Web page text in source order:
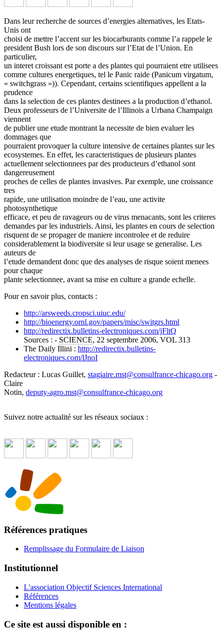
Dans leur recherche de sources d’energies alternatives, les Etats-
Unis ont
choisi de mettre l’accent sur les biocarburants comme l’a rappele le
president Bush lors de son discours sur l’Etat de l’Union. En
particulier,
un interet croissant est porte a des plantes qui pourraient etre utilisees
comme cultures energetiques, tel le Panic raide (Panicum virgatum,
« switchgrass »)). Cependant, certains scientifiques appellent a la
prudence
dans la selection de ces plantes destinees a la production d’ethanol.
Deux professeurs de l’Universite de l’Illinois a Urbana Champaign
viennent
de publier une etude montrant la necessite de bien evaluer les
dommages que
pourraient provoquer la culture intensive de certaines plantes sur les
ecosystemes. En effet, les caracteristiques de plusieurs plantes
actuellement selectionnees par des producteurs d’ethanol sont
dangereusement
proches de celles de plantes invasives. Par exemple, une croissance
tres
rapide, une utilisation moindre de l’eau, une activite
photosynthetique
efficace, et peu de ravageurs ou de virus menacants, sont les criteres
demandes par les industriels. Ainsi, les plantes en cours de selection
risquent de se propager de maniere incontrolee et de reduire
considerablement la biodiversite si leur usage se generalise. Les
auteurs de
l’etude demandent donc que des analyses de risque soient menees
pour chaque
plante selectionnee, avant sa mise en culture a grande echelle.
Pour en savoir plus, contacts :
http://arsweeds.cropsci.uiuc.edu/
http://bioenergy.ornl.gov/papers/misc/switgrs.html
http://redirectix.bulletins-electroniques.com/jFltQ
Sources : - SCIENCE, 22 septembre 2006, VOL 313
The Daily Illini : http://redirectix.bulletins-
electroniques.com/lJnoI
Redacteur : Lucas Guillet, stagiaire.mst@consulfrance-chicago.org -
Claire
Notin, deputy-agro.mst@consulfrance-chicago.org
Suivez notre actualité sur les réseaux sociaux :
Références pratiques
Remplissage du Formulaire de Liaison
Institutionnel
L'association Objectif Sciences International
Références
Mentions légales
Ce site est aussi disponible en :